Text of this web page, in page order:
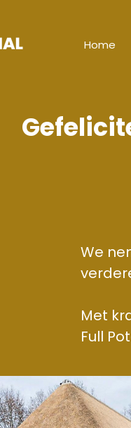
Home
We
Met
Full